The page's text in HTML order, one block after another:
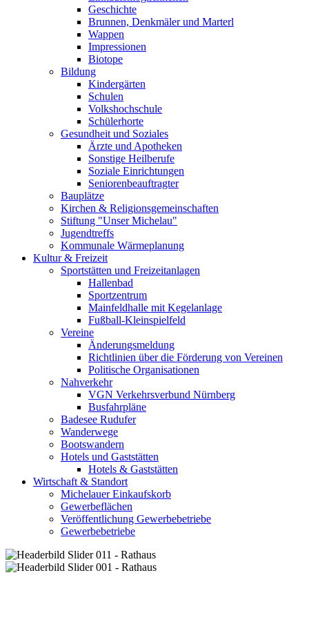
Geschichte
Brunnen, Denkmäler und Marterl
Wappen
Impressionen
Biotope
Bildung
Kindergärten
Schulen
Volkshochschule
Schülerhorte
Gesundheit und Soziales
Ärzte und Apotheken
Sonstige Heilberufe
Soziale Einrichtungen
Seniorenbeauftragter
Bauplätze
Kirchen & Religionsgemeinschaften
Stiftung "Unser Michelau"
Jugendtreffs
Kommunale Wärmeplanung
Kultur & Freizeit
Sportstätten und Freizeitanlagen
Hallenbad
Sportzentrum
Mainfeldhalle mit Kegelanlage
Fußball-Kleinspielfeld
Vereine
Änderungsmeldung
Richtlinien über die Förderung von Vereinen
Politische Organisationen
Nahverkehr
VGN Verkehrsverbund Nürnberg
Busfahrpläne
Badesee Rudufer
Wanderwege
Bootswandern
Hotels und Gaststätten
Hotels & Gaststätten
Wirtschaft & Standort
Michelauer Einkaufskorb
Gewerbeflächen
Veröffentlichung Gewerbebetriebe
Gewerbebetriebe